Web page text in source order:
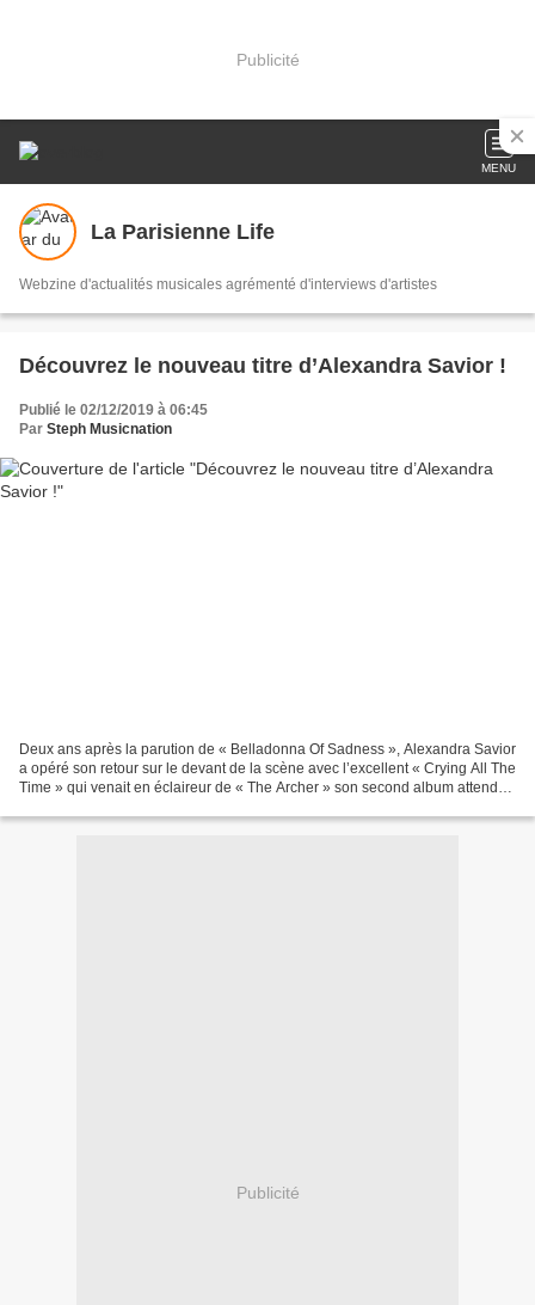
Publicité
MENU
La Parisienne Life
Webzine d'actualités musicales agrémenté d'interviews d'artistes
Découvrez le nouveau titre d’Alexandra Savior !
Publié le 02/12/2019 à 06:45
Par Steph Musicnation
Deux ans après la parution de « Belladonna Of Sadness », Alexandra Savior
a opéré son retour sur le devant de la scène avec l’excellent « Crying All The
Time » qui venait en éclaireur de « The Archer » son second album attendu
Publicité